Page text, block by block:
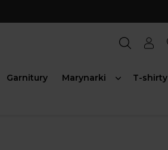
Garnitury Marynarki T-shirty